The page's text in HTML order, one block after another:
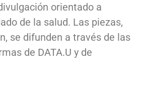
orientado a
de la salud. Las piezas,
se difunden a través de las
de DATA.U y de